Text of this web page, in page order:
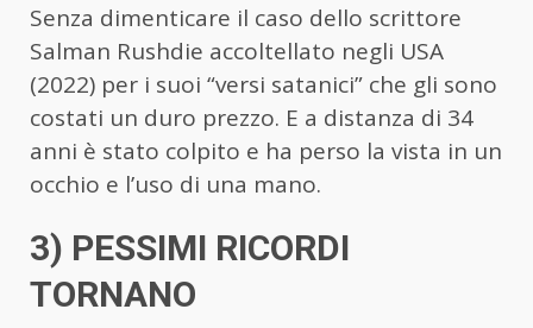
Senza dimenticare il caso dello scrittore
Salman Rushdie accoltellato negli USA
(2022) per i suoi “versi satanici” che gli sono
costati un duro prezzo. E a distanza di 34
anni è stato colpito e ha perso la vista in un
occhio e l’uso di una mano.
3) PESSIMI RICORDI
TORNANO